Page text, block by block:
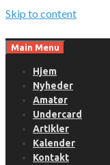
Skip to content
Main Menu
Hjem
Nyheder
Amatør
Undercard
Artikler
Kalender
Kontakt